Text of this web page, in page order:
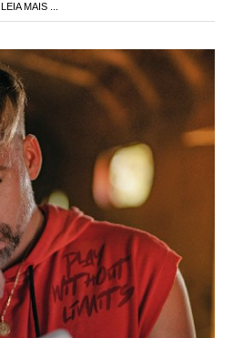
LEIA MAIS ...